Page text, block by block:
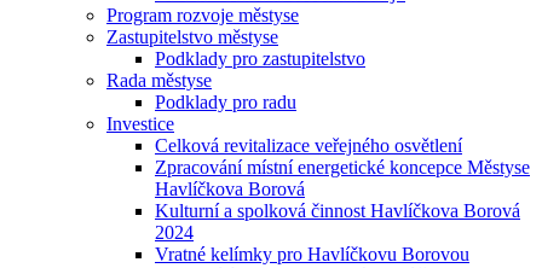
Program rozvoje městyse
Zastupitelstvo městyse
Podklady pro zastupitelstvo
Rada městyse
Podklady pro radu
Investice
Celková revitalizace veřejného osvětlení
Zpracování místní energetické koncepce Městyse
Havlíčkova Borová
Kulturní a spolková činnost Havlíčkova Borová
2024
Vratné kelímky pro Havlíčkovu Borovou